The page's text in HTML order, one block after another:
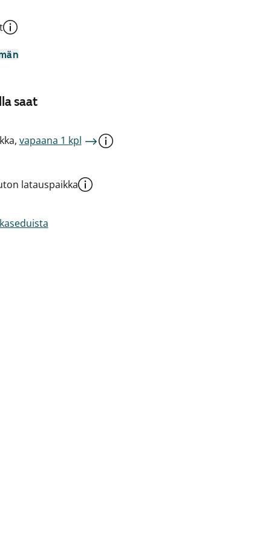
saat
vapaana 1 kpl
latauspaikka